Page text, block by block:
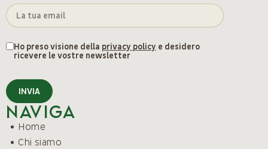
Ho preso visione della privacy policy e desidero
ricevere le vostre newsletter
INVIA
Naviga
Home
Chi siamo